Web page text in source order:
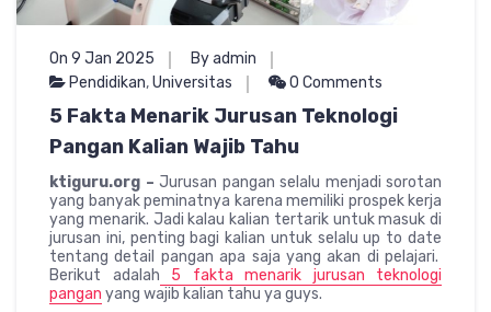
On 9 Jan 2025
By admin
Pendidikan,Universitas 0 Comments
5 Fakta Menarik Jurusan Teknologi
Pangan Kalian Wajib Tahu
ktiguru.org – Jurusan pangan selalu menjadi sorotan
yang banyak peminatnya karena memiliki prospek kerja
yang menarik. Jadi kalau kalian tertarik untuk masuk di
jurusan ini, penting bagi kalian untuk selalu up to date
tentang detail pangan apa saja yang akan di pelajari.
Berikut adalah 5 fakta menarik jurusan teknologi
pangan yang wajib kalian tahu ya guys.